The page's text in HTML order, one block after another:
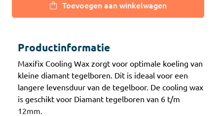
Toevoegen aan winkelwagen
Productinformatie
Maxifix Cooling Wax zorgt voor optimale koeling van
kleine diamant tegelboren. Dit is ideaal voor een
langere levensduur van de tegelboor. De cooling wax
is geschikt voor Diamant tegelboren van 6 t/m
12mm.